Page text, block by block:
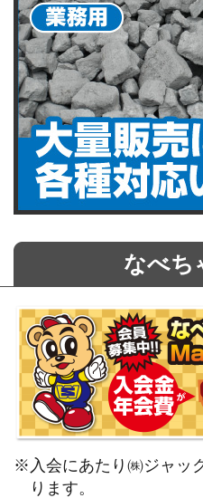
なべち
※入会にあたり㈱ジャッ
ります。